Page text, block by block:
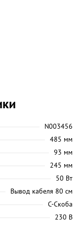
N003456
485 мм
93 мм
245 мм
50 Вт
Вывод кабеля 80 см
С-Скоба
230 В